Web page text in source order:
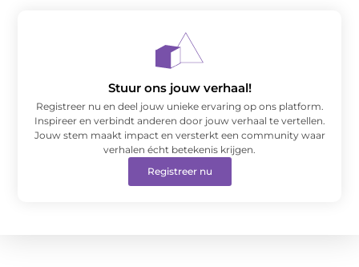
Stuur ons jouw verhaal!
Registreer nu en deel jouw unieke ervaring op ons platform.
Inspireer en verbindt anderen door jouw verhaal te vertellen.
Jouw stem maakt impact en versterkt een community waar
verhalen écht betekenis krijgen.
Registreer nu